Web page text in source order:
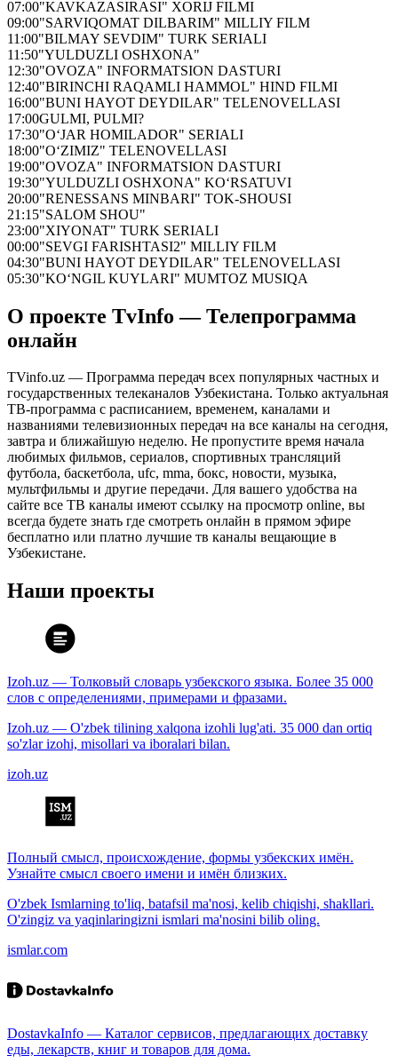
07:00"KAVKAZASIRASI" XORIJ FILMI
09:00"SARVIQOMAT DILBARIM" MILLIY FILM
11:00"BILMAY SEVDIM" TURK SERIALI
11:50"YULDUZLI OSHXONA"
12:30"OVOZA" INFORMATSION DASTURI
12:40"BIRINCHI RAQAMLI HAMMOL" HIND FILMI
16:00"BUNI HAYOT DEYDILAR" TELENOVELLASI
17:00GULMI, PULMI?
17:30"O‘JAR HOMILADOR" SERIALI
18:00"O‘ZIMIZ" TELENOVELLASI
19:00"OVOZA" INFORMATSION DASTURI
19:30"YULDUZLI OSHXONA" KO‘RSATUVI
20:00"RENESSANS MINBARI" TOK-SHOUSI
21:15"SALOM SHOU"
23:00"XIYONAT" TURK SERIALI
00:00"SEVGI FARISHTASI2" MILLIY FILM
04:30"BUNI HAYOT DEYDILAR" TELENOVELLASI
05:30"KO‘NGIL KUYLARI" MUMTOZ MUSIQA
О проекте TvInfo — Телепрограмма
онлайн
TVinfo.uz — Программа передач всех популярных частных и
государственных телеканалов Узбекистана. Только актуальная
ТВ-программа с расписанием, временем, каналами и
названиями телевизионных передач на все каналы на сегодня,
завтра и ближайшую неделю. Не пропустите время начала
любимых фильмов, сериалов, спортивных трансляций
футбола, баскетбола, ufc, mma, бокс, новости, музыка,
мультфильмы и другие передачи. Для вашего удобства на
сайте все ТВ каналы имеют ссылку на просмотр online, вы
всегда будете знать где смотреть онлайн в прямом эфире
бесплатно или платно лучшие тв каналы вещающие в
Узбекистане.
Наши проекты
Izoh.uz — Толковый словарь узбекского языка. Более 35 000
слов с определениями, примерами и фразами.
Izoh.uz — O'zbek tilining xalqona izohli lug'ati. 35 000 dan ortiq
so'zlar izohi, misollari va iboralari bilan.
izoh.uz
Полный смысл, происхождение, формы узбекских имён.
Узнайте смысл своего имени и имён близких.
O'zbek Ismlarning to'liq, batafsil ma'nosi, kelib chiqishi, shakllari.
O'zingiz va yaqinlaringizni ismlari ma'nosini bilib oling.
ismlar.com
DostavkaInfo — Каталог сервисов, предлагающих доставку
еды, лекарств, книг и товаров для дома.